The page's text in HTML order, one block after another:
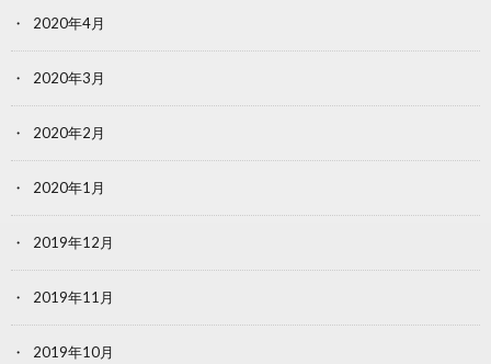
2020年4月
2020年3月
2020年2月
2020年1月
2019年12月
2019年11月
2019年10月